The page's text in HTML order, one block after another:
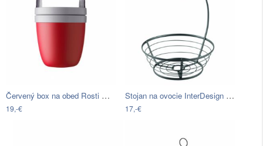
Červený box na obed Rosti Mepal Ellipse…
19,-€
Stojan na ovocie InterDesign Axis
17,-€